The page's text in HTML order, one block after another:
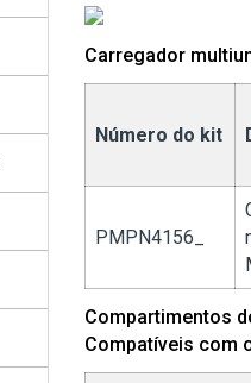
Carregador
Número do kit
PMPN4156_
Compartimentos
Compatíveis com